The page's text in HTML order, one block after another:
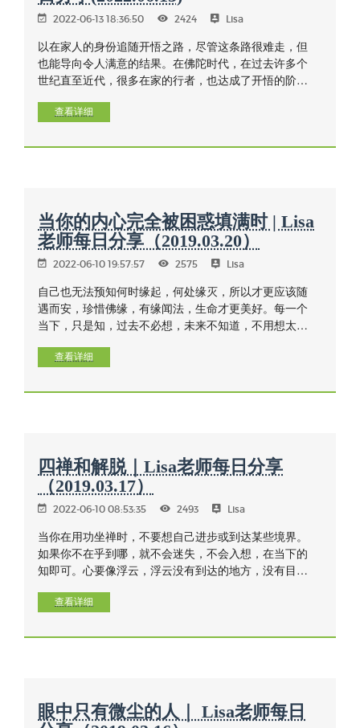
2022-06-13 18:36:50 2424 Lisa
以在家人的身份追随开悟之路，尽管这条路很难走，但
也能导向令人满意的结果。在佛陀时代，在过去许多个
世纪直至近代，很多在家的行者，也达成了开悟的阶
查看详细
当你的内心完全被困惑填满时 | Lisa
老师每日分享（2019.03.20）
2022-06-10 19:57:57 2575 Lisa
自己也无法预知何时缘起，何处缘灭，所以才更应该随
遇而安，珍惜佛缘，有缘闻法，生命才更美好。每一个
当下，只是知，过去不必想，未来不知道，不用想太
查看详细
四禅和解脱｜Lisa老师每日分享
（2019.03.17）
2022-06-10 08:53:35 2493 Lisa
当你在用功坐禅时，不要想自己进步或到达某些境界。
如果你不在乎到哪，就不会迷失，不会入想，在当下的
知即可。心要像浮云，浮云没有到达的地方，没有目
样，到哪就是哪，直到死亡的一刻就知道了。只有付
明！
查看详细
眼中只有微尘的人｜ Lisa老师每日